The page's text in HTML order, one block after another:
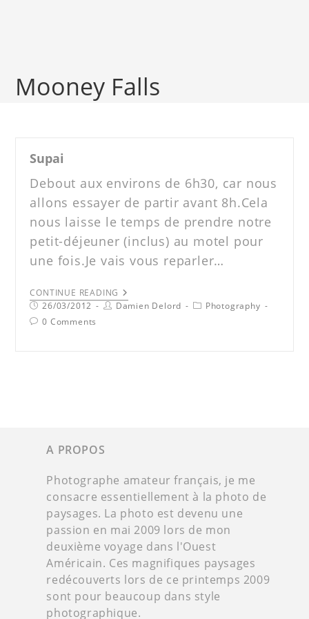
Mooney Falls
Supai
Debout aux environs de 6h30, car nous
allons essayer de partir avant 8h.Cela
nous laisse le temps de prendre notre
petit-déjeuner (inclus) au motel pour
une fois.Je vais vous reparler…
CONTINUE READING
26/03/2012
Damien Delord
Photography
0 Comments
A PROPOS
Photographe amateur français, je me
consacre essentiellement à la photo de
paysages. La photo est devenu une
passion en mai 2009 lors de mon
deuxième voyage dans l'Ouest
Américain. Ces magnifiques paysages
redécouverts lors de ce printemps 2009
sont pour beaucoup dans style
photographique.